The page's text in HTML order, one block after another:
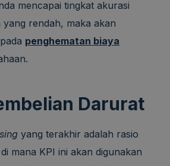
mencapai tingkat akurasi
yang rendah, maka akan
penghematan biaya
Darurat
yang terakhir adalah rasio
mana KPI ini akan digunakan